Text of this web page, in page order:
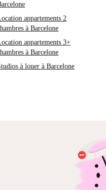
appartements 2
à Barcelone
appartements 3+
à Barcelone
à louer à Barcelone